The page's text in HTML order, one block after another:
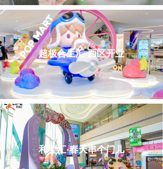
超极合生汇·西区开业
和美汇·春天串个门儿